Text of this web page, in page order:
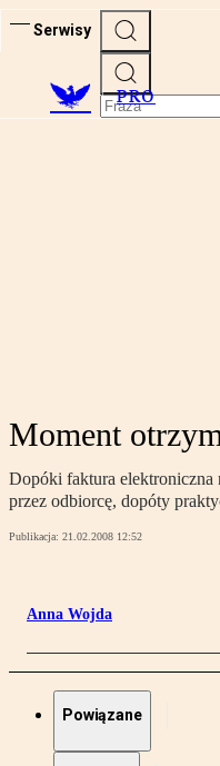
Serwisy
PRO
Moment
Dopóki faktura elektroniczna
przez odbiorcę, dopóty
Publikacja: 21.02.2008 12:52
Anna Wojda
Powiązane